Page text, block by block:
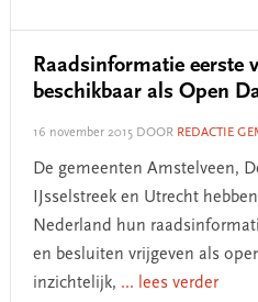
Raadsinformatie eerste
beschikbaar als Open
16 november 2015DOOR REDACTIE
De gemeenten Amstelveen,
IJsselstreek en Utrecht
Nederland hun
en besluiten vrijgeven als
inzichtelijk, ... lees verder